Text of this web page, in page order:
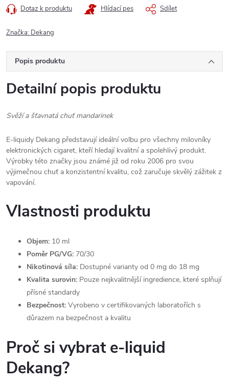
Dotaz k produktu Hlídací pes Sdílet
Značka: Dekang
Popis produktu
Detailní popis produktu
Svěží a šťavnatá chuť mandarinek
E-liquidy Dekang představují ideální volbu pro všechny milovníky
elektronických cigaret, kteří hledají kvalitní a spolehlivý produkt.
Výrobky této značky jsou známé již od roku 2006 pro svou
výjimečnou chuť a konzistentní kvalitu, což zaručuje skvělý zážitek z
vapování.
Vlastnosti produktu
Objem: 10 ml
Poměr PG/VG: 70/30
Nikotinová síla: Dostupné varianty od 0 mg do 18 mg
Kvalita surovin: Pouze nejkvalitnější ingredience, které splňují
přísné standardy
Bezpečnost: Vyrobeno v certifikovaných laboratořích s
důrazem na bezpečnost a kvalitu
Proč si vybrat e-liquid
Dekang?